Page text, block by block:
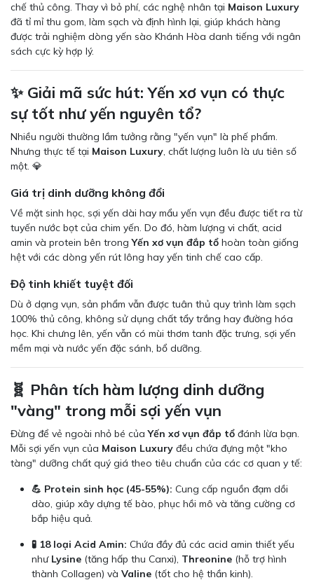
chế thủ công. Thay vì bỏ phí, các nghệ nhân tại Maison Luxury
đã tỉ mỉ thu gom, làm sạch và định hình lại, giúp khách hàng
được trải nghiệm dòng yến sào Khánh Hòa danh tiếng với ngân
sách cực kỳ hợp lý.
✨ Giải mã sức hút: Yến xơ vụn có thực
sự tốt như yến nguyên tổ?
Nhiều người thường lầm tưởng rằng "yến vụn" là phế phẩm.
Nhưng thực tế tại Maison Luxury, chất lượng luôn là ưu tiên số
một. 💎
Giá trị dinh dưỡng không đổi
Về mặt sinh học, sợi yến dài hay mẩu yến vụn đều được tiết ra từ
tuyến nước bọt của chim yến. Do đó, hàm lượng vi chất, acid
amin và protein bên trongYến xơ vụn đắp tổ hoàn toàn giống
hệt với các dòng yến rút lông hay yến tinh chế cao cấp.
Độ tinh khiết tuyệt đối
Dù ở dạng vụn, sản phẩm vẫn được tuân thủ quy trình làm sạch
100% thủ công, không sử dụng chất tẩy trắng hay đường hóa
học. Khi chưng lên, yến vẫn có mùi thơm tanh đặc trưng, sợi yến
mềm mại và nước yến đặc sánh, bổ dưỡng.
🧬 Phân tích hàm lượng dinh dưỡng
"vàng" trong mỗi sợi yến vụn
Đừng để vẻ ngoài nhỏ bé củaYến xơ vụn đắp tổ đánh lừa bạn.
Mỗi sợi yến vụn của Maison Luxury đều chứa đựng một "kho
tàng" dưỡng chất quý giá theo tiêu chuẩn của các cơ quan y tế:
💪 Protein sinh học (45-55%): Cung cấp nguồn đạm dồi
dào, giúp xây dựng tế bào, phục hồi mô và tăng cường cơ
bắp hiệu quả.
🧪 18 loại Acid Amin: Chứa đầy đủ các acid amin thiết yếu
như Lysine (tăng hấp thu Canxi), Threonine (hỗ trợ hình
thành Collagen) và Valine (tốt cho hệ thần kinh).